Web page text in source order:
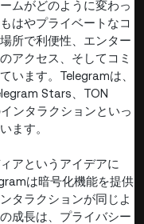
ムがどのように変わっ
はやプライベートなコ
所で利便性、エンター
アクセス、そしてコミ
います。Telegramは、
Stars、TON
ンタラクションといっ
ます。
アというアイデアに
は暗号化機能を提供
タラクションが同じよ
成長は、プライバシー